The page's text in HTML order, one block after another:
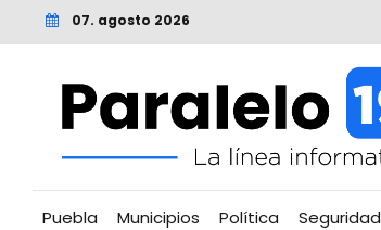
07. agosto 2026
Puebla Municipios Política Seguridad